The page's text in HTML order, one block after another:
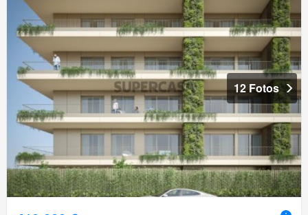
12 Fotos